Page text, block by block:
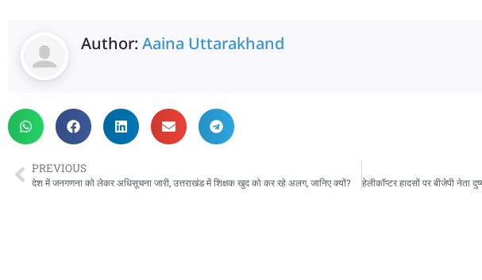
Author: Aaina Uttarakhand
PREVIOUS
देश में जनगणना को लेकर अधिसूचना जारी, उत्तराखंड में शिक्षक खुद को कर रहे अलग, जानिए क्यों?